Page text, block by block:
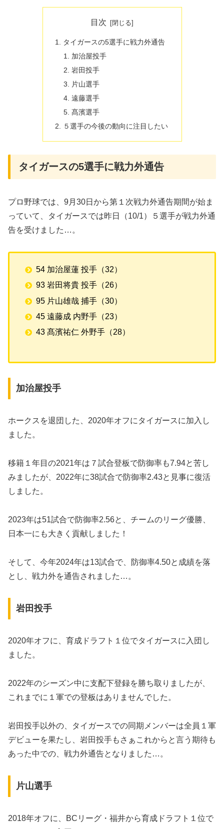
目次
タイガースの5選手に戦力外通告
加治屋投手
岩田投手
片山選手
遠藤選手
髙濱選手
５選手の今後の動向に注目したい
タイガースの5選手に戦力外通告
プロ野球では、9月30日から第１次戦力外通告期間が始ま
っていて、タイガースでは昨日（10/1）５選手が戦力外通
告を受けました…。
54 加治屋蓮 投手（32）
93 岩田将貴 投手（26）
95 片山雄哉 捕手（30）
45 遠藤成 内野手（23）
43 髙濱祐仁 外野手（28）
加治屋投手
ホークスを退団した、2020年オフにタイガースに加入し
ました。
移籍１年目の2021年は７試合登板で防御率も7.94と苦し
みましたが、2022年に38試合で防御率2.43と見事に復活
しました。
2023年は51試合で防御率2.56と、チームのリーグ優勝、
日本一にも大きく貢献しました！
そして、今年2024年は13試合で、防御率4.50と成績を落
とし、戦力外を通告されました…。
岩田投手
2020年オフに、育成ドラフト１位でタイガースに入団し
ました。
2022年のシーズン中に支配下登録を勝ち取りましたが、
これまでに１軍での登板はありませんでした。
岩田投手以外の、タイガースでの同期メンバーは全員１軍
デビューを果たし、岩田投手もさぁこれからと言う期待も
あった中での、戦力外通告となりました…。
片山選手
2018年オフに、BCリーグ・福井から育成ドラフト１位で